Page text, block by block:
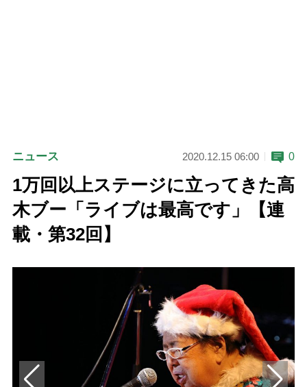
ニュース 2020.12.15 06:00 0
1万回以上ステージに立ってきた高
木ブー「ライブは最高です」【連
載・第32回】